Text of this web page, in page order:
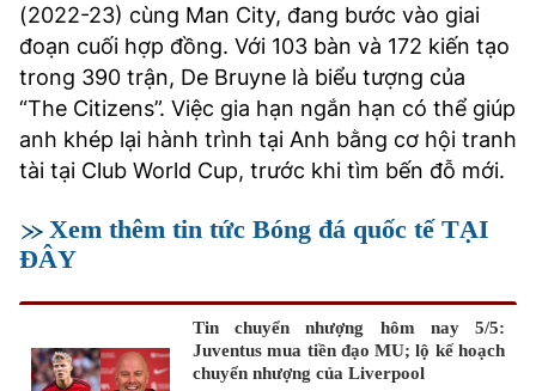
(2022-23) cùng Man City, đang bước vào giai
đoạn cuối hợp đồng. Với 103 bàn và 172 kiến tạo
trong 390 trận, De Bruyne là biểu tượng của
“The Citizens”. Việc gia hạn ngắn hạn có thể giúp
anh khép lại hành trình tại Anh bằng cơ hội tranh
tài tại Club World Cup, trước khi tìm bến đỗ mới.
Xem thêm tin tức Bóng đá quốc tế TẠI
ĐÂY
Tin chuyển nhượng hôm nay 5/5:
Juventus mua tiền đạo MU; lộ kế hoạch
chuyển nhượng của Liverpool